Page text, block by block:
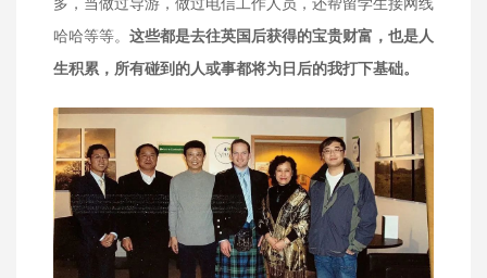
多，当做过导游，做过电信工作人员，还帮留学生接网线
哈哈等等。 这些都是去往英国后获得的宝贵财富，也是人
生积累，所有碰到的人或事都将为日后的我打下基础。